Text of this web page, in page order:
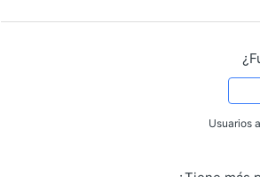
Usuarios